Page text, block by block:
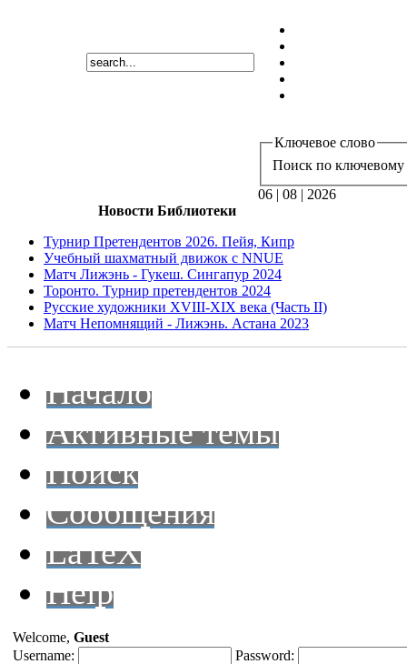
Ключевое слово
Поиск по ключевому
06 | 08 | 2026
Новости Библиотеки
Турнир Претендентов 2026. Пейя, Кипр
Учебный шахматный движок с NNUE
Матч Лижэнь - Гукеш. Сингапур 2024
Торонто. Турнир претендентов 2024
Русские художники XVIII-XIX века (Часть II)
Матч Непомнящий - Лижэнь. Астана 2023
Начало
Активные темы
Поиск
Сообщения
LaTeX
Help
Welcome, Guest
Username:
Password: